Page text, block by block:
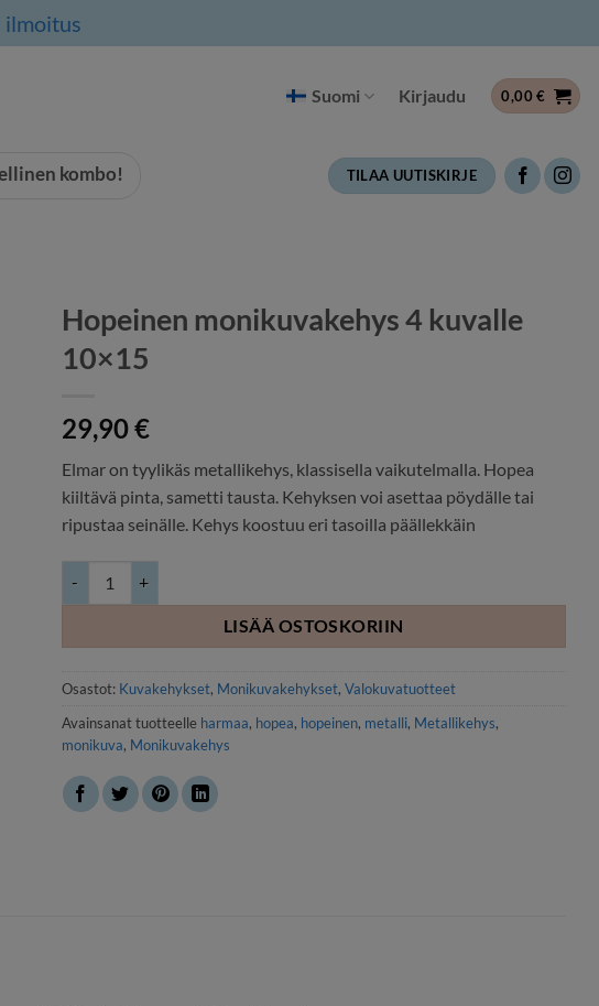
ilmoitus
Suomi Kirjaudu 0,00€
kombo! TILAA UUTISKIRJE
Hopeinen monikuvakehys 4 kuvalle
10×15
29,90€
Elmar on tyylikäs metallikehys, klassisella vaikutelmalla. Hopea
kiiltävä pinta, sametti tausta. Kehyksen voi asettaa pöydälle tai
ripustaa seinälle. Kehys koostuu eri tasoilla päällekkäin
LISÄÄ OSTOSKORIIN
Osastot: Kuvakehykset, Monikuvakehykset, Valokuvatuotteet
Avainsanat tuotteelle harmaa, hopea, hopeinen, metalli, Metallikehys,
monikuva, Monikuvakehys